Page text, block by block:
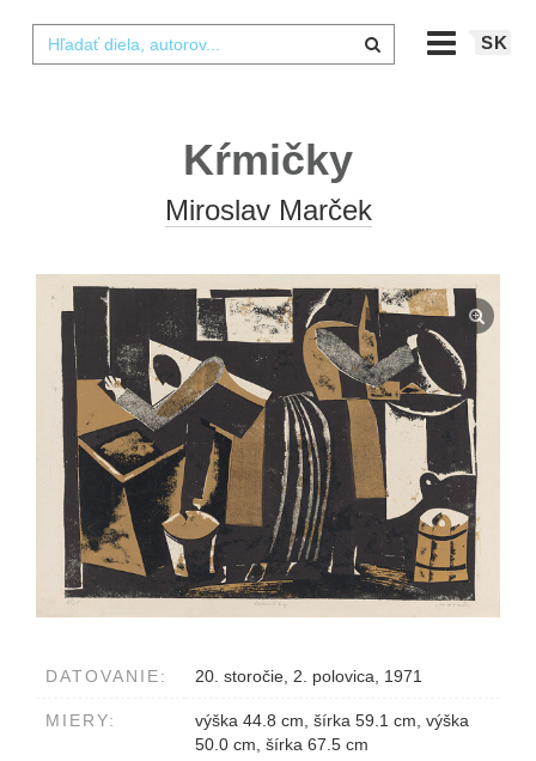
SK
Kŕmičky
Miroslav Marček
DATOVANIE: 20. storočie, 2. polovica, 1971
MIERY:
výška 44.8 cm, šírka 59.1 cm, výška
50.0 cm, šírka 67.5 cm